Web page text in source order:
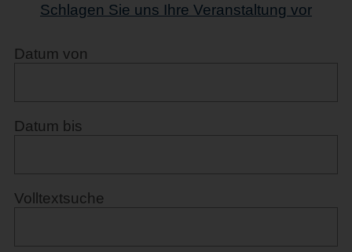
Schlagen Sie uns Ihre Veranstaltung vor
Datum von
Datum bis
Volltextsuche